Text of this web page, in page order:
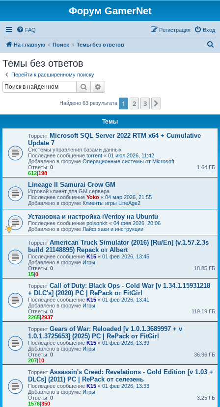
Форум GamerNet
FAQ Вход
Регистрация
На главную Поиск Темы без ответов
Темы без ответов
Перейти к расширенному поиску
Поиск
Найдено 63 результата 1 2 3
Темы
Торрент Microsoft SQL Server 2022 RTM x64 + Cumulative
Update 7
Системы управления базами данных
Последнее сообщение torrent « 01 июл 2026, 11:42
Добавлено в форуме Операционные системы от Microsoft
Ответы: 0
612|198
1.64 ГБ
Lineage II Samurai Crow GM
Игровой клиент для GM сервера
Последнее сообщение Yoko « 04 мар 2026, 21:55
Добавлено в форуме Клиенты игры LineAge2
Установка и настройка iVentoy на Ubuntu
Последнее сообщение poisonkit « 04 фев 2026, 20:06
Добавлено в форуме Лайф хаки и инструкции
Торрент American Truck Simulator (2016) [Ru/En] (v.1.57.2.3s
build 21148895) Repack от Albert
Последнее сообщение K15 « 01 фев 2026, 13:45
Добавлено в форуме Игры
Ответы: 0
15|0
18.85 ГБ
Торрент Call of Duty: Black Ops - Cold War [v 1.34.1.15931218
+ DLC's] (2020) PC | RePack от FitGirl
Последнее сообщение K15 « 01 фев 2026, 13:41
Добавлено в форуме Игры
Ответы: 0
2265|2937
119.19 ГБ
Торрент Gears of War: Reloaded [v 1.0.1.3689997 + v
1.0.1.3725653] (2025) PC | RePack от FitGirl
Последнее сообщение K15 « 01 фев 2026, 13:39
Добавлено в форуме Игры
Ответы: 0
207|10
36.96 ГБ
Торрент Assassin's Creed: Revelations - Gold Edition [v 1.03 +
DLCs] (2011) PC | RePack от селезень
Последнее сообщение K15 « 01 фев 2026, 13:33
Добавлено в форуме Игры
Ответы: 0
1576|350
3.25 ГБ